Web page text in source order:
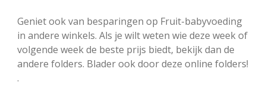
Geniet ook van besparingen op Fruit-babyvoeding
in andere winkels. Als je wilt weten wie deze week of
volgende week de beste prijs biedt, bekijk dan de
andere folders. Blader ook door deze online folders!
.